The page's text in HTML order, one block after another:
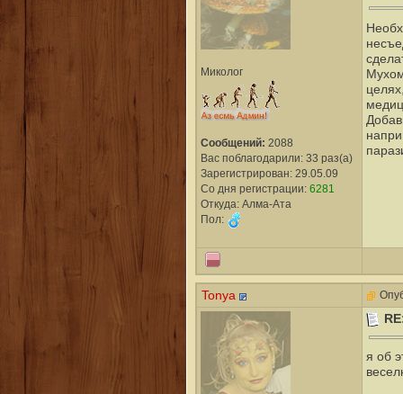
Миколог
Сообщений: 2088
Вас поблагодарили: 33 раз(а)
Зарегистрирован: 29.05.09
Со дня регистрации: 6281
Откуда: Алма-Ата
Пол:
Tonya
я об